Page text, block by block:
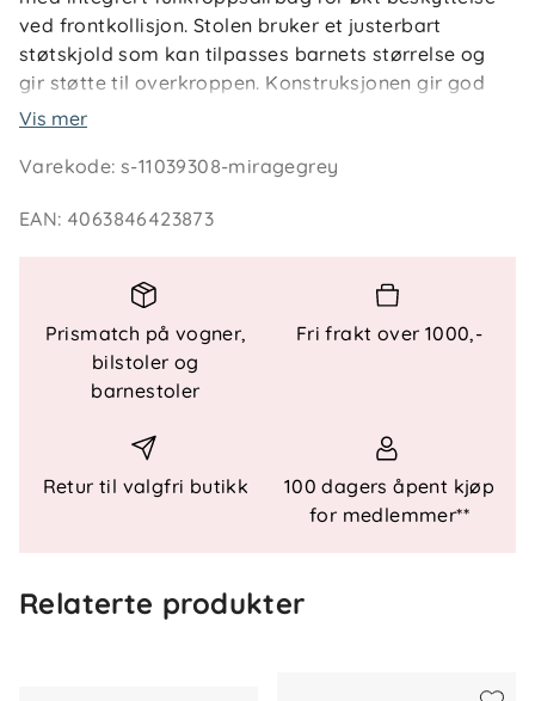
ved frontkollisjon. Stolen bruker et justerbart
støtskjold som kan tilpasses barnets størrelse og
gir støtte til overkroppen. Konstruksjonen gir god
benplass og bevegelsesfrihet, samtidig som barnet
ventilasjon gjennom mesh-tekstil som er seks
Montering skjer med ISOFIX og støtteben, og
korrekt installasjon.
Teknisk informasjon
Bruk og godkjenning
UN R129/03
Installasjon: ISOFIX
Retning: forovervendt
Vis mer
Varekode:s-11039308-miragegrey
EAN: 4063846423873
Prismatch på vogner,
bilstoler og
barnestoler
Fri frakt over 1000,-
Retur til valgfri butikk
100 dagers åpent kjøp
for medlemmer**
Relaterte produkter